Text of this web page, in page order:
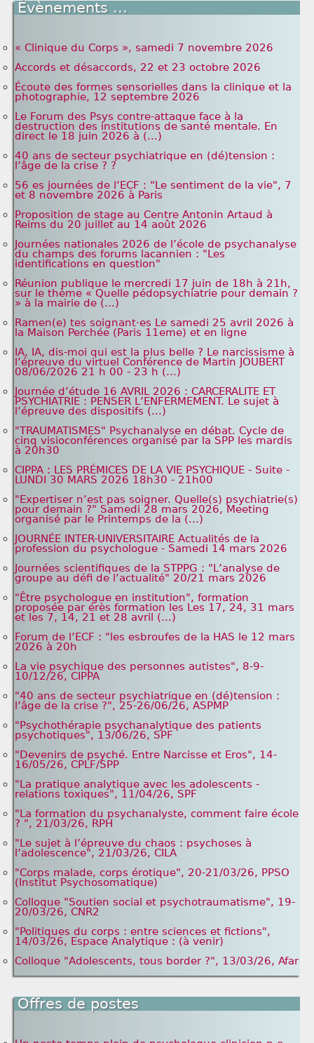
Évènements ...
« Clinique du Corps », samedi 7 novembre 2026
Accords et désaccords, 22 et 23 octobre 2026
Écoute des formes sensorielles dans la clinique et la
photographie, 12 septembre 2026
Le Forum des Psys contre-attaque face à la
destruction des institutions de santé mentale. En
direct le 18 juin 2026 à (...)
40 ans de secteur psychiatrique en (dé)tension :
l’âge de la crise ? ?
56 es journées de l’ECF : "Le sentiment de la vie", 7
et 8 novembre 2026 à Paris
Proposition de stage au Centre Antonin Artaud à
Reims du 20 juillet au 14 août 2026
Journées nationales 2026 de l’école de psychanalyse
du champs des forums lacannien : "Les
identifications en question"
Réunion publique le mercredi 17 juin de 18h à 21h,
sur le thème « Quelle pédopsychiatrie pour demain ?
» à la mairie de (...)
Ramen(e) tes soignant·es Le samedi 25 avril 2026 à
la Maison Perchée (Paris 11eme) et en ligne
IA, IA, dis-moi qui est la plus belle ? Le narcissisme à
l’épreuve du virtuel Conférence de Martin JOUBERT
08/06/2026 21 h 00 - 23 h (...)
Journée d’étude 16 AVRIL 2026 : CARCERALITE ET
PSYCHIATRIE : PENSER L’ENFERMEMENT. Le sujet à
l’épreuve des dispositifs (...)
"TRAUMATISMES" Psychanalyse en débat. Cycle de
cinq visioconférences organisé par la SPP les mardis
à 20h30
CIPPA : LES PRÉMICES DE LA VIE PSYCHIQUE - Suite -
LUNDI 30 MARS 2026 18h30 - 21h00
"Expertiser n’est pas soigner. Quelle(s) psychiatrie(s)
pour demain ?" Samedi 28 mars 2026, Meeting
organisé par le Printemps de la (...)
JOURNÉE INTER-UNIVERSITAIRE Actualités de la
profession du psychologue - Samedi 14 mars 2026
Journées scientifiques de la STPPG : "L’analyse de
groupe au défi de l’actualité" 20/21 mars 2026
"Être psychologue en institution", formation
proposée par érès formation les Les 17, 24, 31 mars
et les 7, 14, 21 et 28 avril (...)
Forum de l’ECF : "les esbroufes de la HAS le 12 mars
2026 à 20h
La vie psychique des personnes autistes", 8-9-
10/12/26, CIPPA
"40 ans de secteur psychiatrique en (dé)tension :
l’âge de la crise ?", 25-26/06/26, ASPMP
"Psychothérapie psychanalytique des patients
psychotiques", 13/06/26, SPF
"Devenirs de psyché. Entre Narcisse et Eros", 14-
16/05/26, CPLF/SPP
"La pratique analytique avec les adolescents -
relations toxiques", 11/04/26, SPF
"La formation du psychanalyste, comment faire école
? ", 21/03/26, RPH
"Le sujet à l’épreuve du chaos : psychoses à
l’adolescence", 21/03/26, CILA
"Corps malade, corps érotique", 20-21/03/26, PPSO
(Institut Psychosomatique)
Colloque "Soutien social et psychotraumatisme", 19-
20/03/26, CNR2
"Politiques du corps : entre sciences et fictions",
14/03/26, Espace Analytique : (à venir)
Colloque "Adolescents, tous border ?", 13/03/26, Afar
Offres de postes